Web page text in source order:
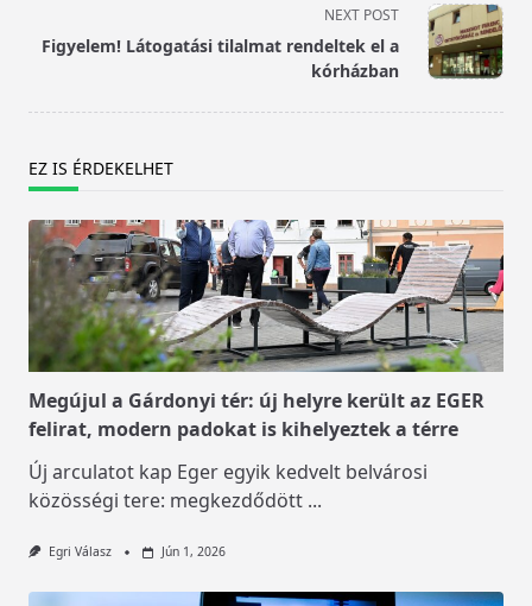
reader-
NEXT POST
Figyelem! Látogatási tilalmat rendeltek el a
kórházban
EZ IS ÉRDEKELHET
Megújul a Gárdonyi tér: új helyre került az EGER
felirat, modern padokat is kihelyeztek a térre
Új arculatot kap Eger egyik kedvelt belvárosi
közösségi tere: megkezdődött ...
Egri Válasz Jún 1, 2026